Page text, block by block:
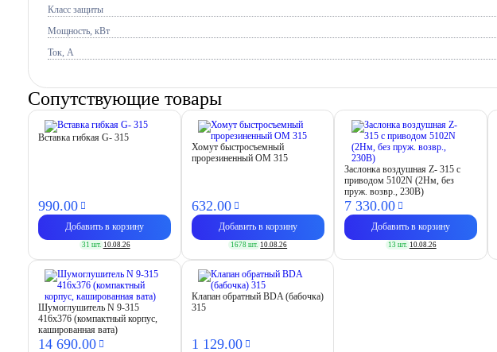
Класс защиты
Мощность, кВт
Ток, A
Сопутствующие товары
Вставка гибкая G- 315
990.00
Добавить в корзину
31 шт. 10.08.26
Хомут быстросъемный
прорезиненный OM 315
632.00
Добавить в корзину
1678 шт. 10.08.26
Заслонка воздушная Z- 315 с
приводом 5102N (2Нм, без
пруж. возвр., 230В)
7 330.00
Добавить в корзину
13 шт. 10.08.26
Шумоглушитель N 9-315
416х376 (компактный корпус,
кашированная вата)
14 690.00
Клапан обратный BDA (бабочка)
315
1 129.00